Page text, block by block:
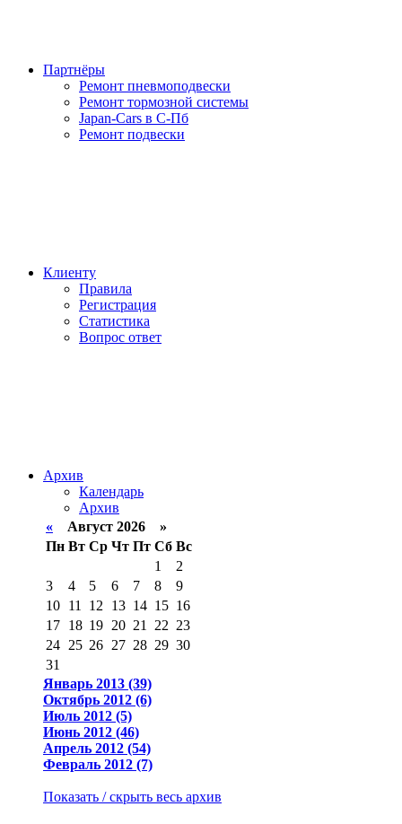
Партнёры
Ремонт пневмоподвески
Ремонт тормозной системы
Japan-Cars в С-Пб
Ремонт подвески
Клиенту
Правила
Регистрация
Статистика
Вопрос ответ
Архив
Календарь
Архив
« Август 2026 »
Пн Вт Ср Чт Пт Сб Вс
1
2
3
4 5 6 7 8
9
10 11 12 13 14 15 16
17 18 19 20 21 22 23
24 25 26 27 28 29 30
31
Январь 2013 (39)
Октябрь 2012 (6)
Июль 2012 (5)
Июнь 2012 (46)
Апрель 2012 (54)
Февраль 2012 (7)
Показать / скрыть весь архив